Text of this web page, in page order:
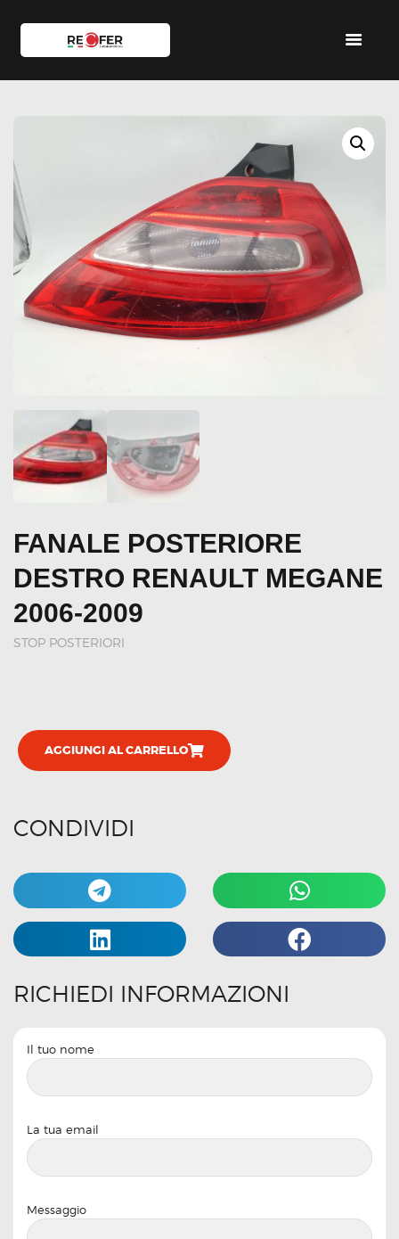
HOME
FANALE POSTERIORE
DESTRO RENAULT MEGANE
2006-2009
STOP POSTERIORI
AGGIUNGI AL CARRELLO
CONDIVIDI
RICHIEDI INFORMAZIONI
Il tuo nome
La tua email
Messaggio